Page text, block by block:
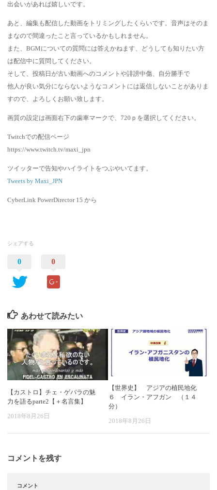
出会いがあれば嬉しいです。
あと、編集も配信した動画をトリミングしたくらいです。音声はそのま
まなので間違ったこと言っているかもしれません。
また、BGMについての質問には答えかねます、どうしても知りたい方
は配信中に質問してください。
そして、投稿日が古い動画へのコメントや誹謗中傷、自分勝手で
他人が良い気分にならないようなコメントには返信しないことがありま
すので、よろしくお願い致します。
画質の設定は画面右下の歯車マークで、720ｐを選択してください。
Twitchでの配信ページ
https://www.twitch.tv/maxi_jpn
ツイッターで告知やハイライトをつぶやいてます。
Tweets by Maxi_JPN
CyberLink PowerDirector 15 から
シェアする
0 0
あわせて読みたい
【カストロ】チェ・ゲバラの魅
力を語るparte2【＋名言集】
2018年8月26日
【世界史】 アジアの植民地化
６ イラン・アフガン （１４
分）
2018年8月26日
コメントを残す
コメント